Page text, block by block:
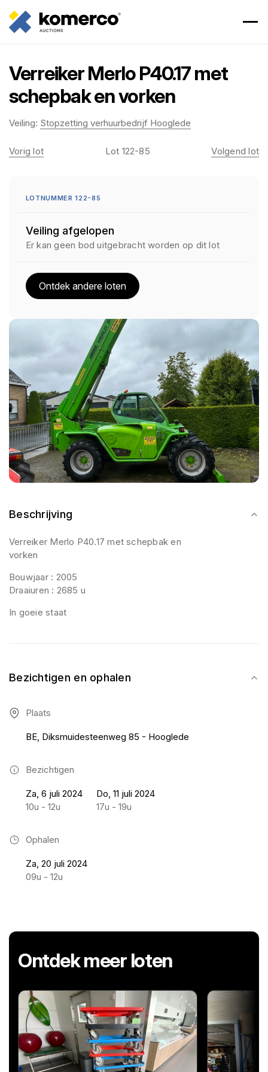
Verreiker Merlo P40.17 met
schepbak en vorken
Veiling: Stopzetting verhuurbedrijf Hooglede
Beschrijving
Verreiker Merlo P40.17 met schepbak en
vorken
Bouwjaar : 2005
Draaiuren : 2685 u
In goeie staat
Bezichtigen en ophalen
Plaats
BE, Diksmuidesteenweg 85 - Hooglede
Bezichtigen
Za, 6 juli 2024
10u - 12u
Do, 11 juli 2024
17u - 19u
Ophalen
Za, 20 juli 2024
09u - 12u
Vorig lot Lot 122-85 Volgend lot
LOTNUMMER 122-85
Veiling afgelopen
Er kan geen bod uitgebracht worden op dit lot
Ontdek andere loten
Ontdek meer loten